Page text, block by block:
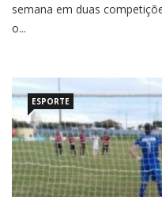
semana em duas
o...
ESPORTE